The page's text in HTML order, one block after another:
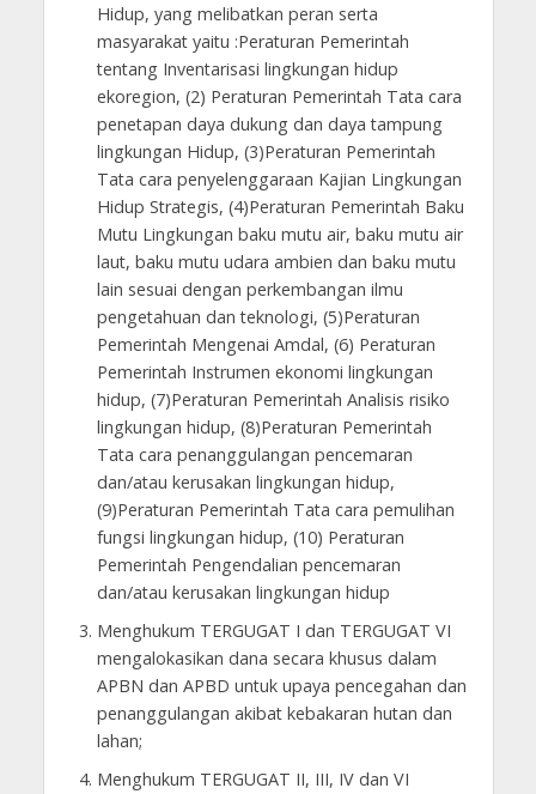
Hidup, yang melibatkan peran serta
masyarakat yaitu :Peraturan Pemerintah
tentang Inventarisasi lingkungan hidup
ekoregion, (2) Peraturan Pemerintah Tata cara
penetapan daya dukung dan daya tampung
lingkungan Hidup, (3)Peraturan Pemerintah
Tata cara penyelenggaraan Kajian Lingkungan
Hidup Strategis, (4)Peraturan Pemerintah Baku
Mutu Lingkungan baku mutu air, baku mutu air
laut, baku mutu udara ambien dan baku mutu
lain sesuai dengan perkembangan ilmu
pengetahuan dan teknologi, (5)Peraturan
Pemerintah Mengenai Amdal, (6) Peraturan
Pemerintah Instrumen ekonomi lingkungan
hidup, (7)Peraturan Pemerintah Analisis risiko
lingkungan hidup, (8)Peraturan Pemerintah
Tata cara penanggulangan pencemaran
dan/atau kerusakan lingkungan hidup,
(9)Peraturan Pemerintah Tata cara pemulihan
fungsi lingkungan hidup, (10) Peraturan
Pemerintah Pengendalian pencemaran
dan/atau kerusakan lingkungan hidup
Menghukum TERGUGAT I dan TERGUGAT VI
mengalokasikan dana secara khusus dalam
APBN dan APBD untuk upaya pencegahan dan
penanggulangan akibat kebakaran hutan dan
lahan;
Menghukum TERGUGAT II, III, IV dan VI